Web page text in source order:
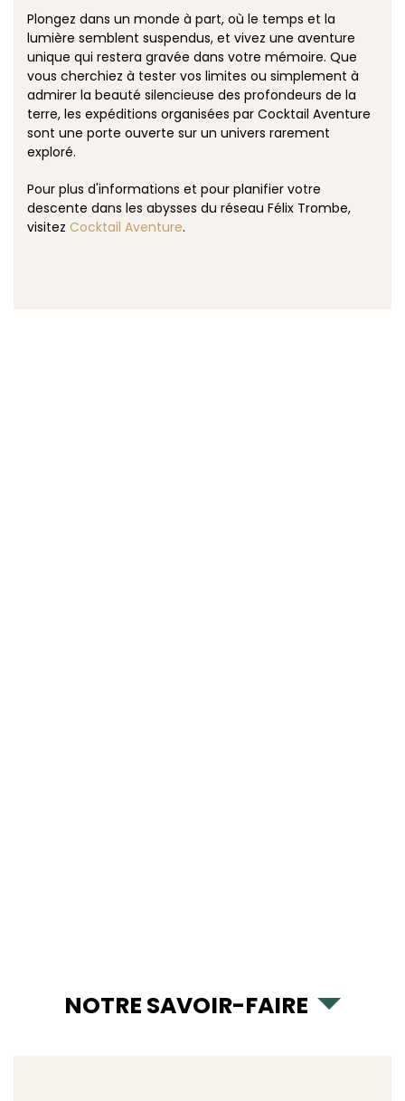
Plongez dans un monde à part, où le temps et la
lumière semblent suspendus, et vivez une aventure
unique qui restera gravée dans votre mémoire. Que
vous cherchiez à tester vos limites ou simplement à
admirer la beauté silencieuse des profondeurs de la
terre, les expéditions organisées par Cocktail Aventure
sont une porte ouverte sur un univers rarement
exploré.
Pour plus d'informations et pour planifier votre
descente dans les abysses du réseau Félix Trombe,
visitez Cocktail Aventure.
NOTRE SAVOIR-FAIRE